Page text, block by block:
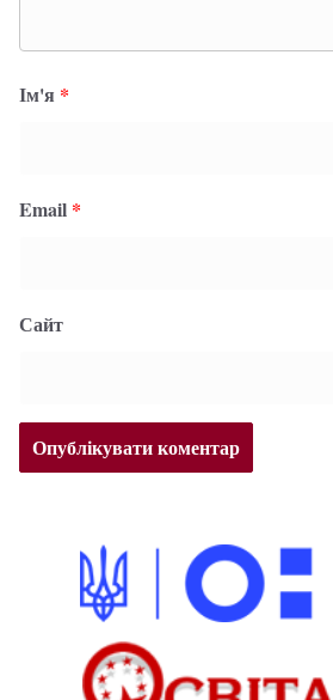
Ім'я *
Email *
Сайт